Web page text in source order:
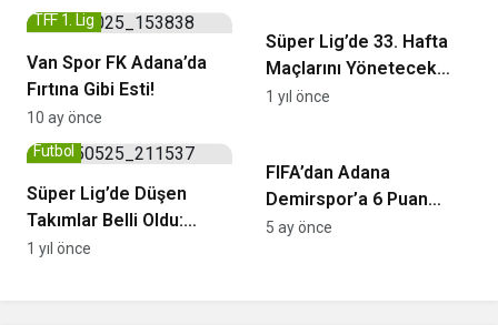
Van Spor FK Adana’da
Fırtına Gibi Esti!
TFF 1. Lig
10 ay önce
Süper Lig’de 33. Hafta
Maçlarını Yönetecek
Hakemler Belli Oldu
1 yıl önce
Süper Lig’de Düşen
Takımlar Belli Oldu:
Sivasspor, Hatayspor,
Futbol
1 yıl önce
FIFA’dan Adana
Demirspor’a 6 Puan
Silme Cezası
5 ay önce